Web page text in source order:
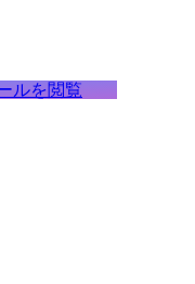
ルを閲覧